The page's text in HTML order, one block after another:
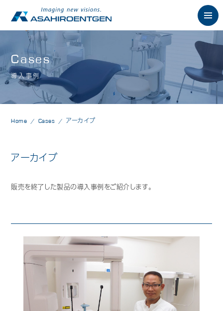
News お知らせ
Philosophy 朝日の想い
歯科用X線製品
歯科用CAD/CAM材料
Cases
Cases
導入事例
Home Cases アーカイブ
アーカイブ
販売を終了した製品の導入事例をご紹介します。